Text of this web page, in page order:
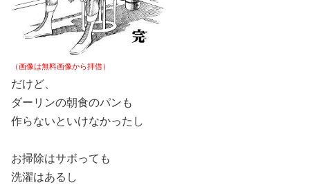
（画像は無料画像から拝借）
だけど、
ダーリンの朝食のパンも
作らないといけなかったし
お掃除はサボっても
洗濯はあるし